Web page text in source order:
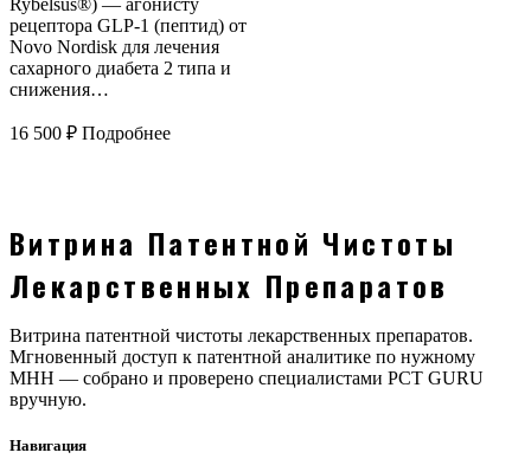
Rybelsus®) — агонисту
рецептора GLP-1 (пептид) от
Novo Nordisk для лечения
сахарного диабета 2 типа и
снижения…
16 500 ₽ Подробнее
Витрина Патентной Чистоты
Лекарственных Препаратов
Витрина патентной чистоты лекарственных препаратов.
Мгновенный доступ к патентной аналитике по нужному
МНН — собрано и проверено специалистами PCT GURU
вручную.
Навигация